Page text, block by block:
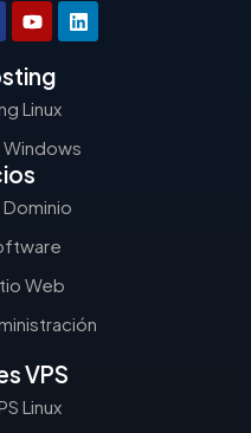
Linux
Web
VPS
Linux